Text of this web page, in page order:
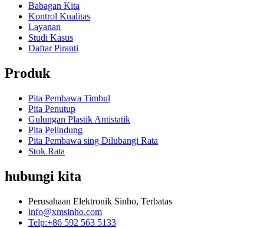
Babagan Kita
Kontrol Kualitas
Layanan
Studi Kasus
Daftar Piranti
Produk
Pita Pembawa Timbul
Pita Penutup
Gulungan Plastik Antistatik
Pita Pelindung
Pita Pembawa sing Dilubangi Rata
Stok Rata
hubungi kita
Perusahaan Elektronik Sinho, Terbatas
info@xmsinho.com
Telp:+86 592 563 5133